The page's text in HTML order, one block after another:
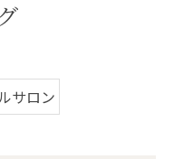
サロン